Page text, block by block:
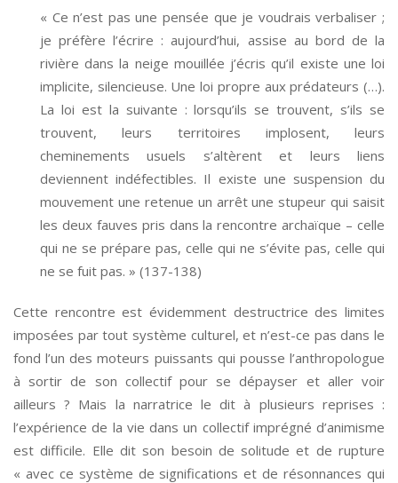
« Ce n’est pas une pensée que je voudrais verbaliser ;
je préfère l’écrire : aujourd’hui, assise au bord de la
rivière dans la neige mouillée j’écris qu’il existe une loi
implicite, silencieuse. Une loi propre aux prédateurs (…).
La loi est la suivante : lorsqu’ils se trouvent, s’ils se
trouvent, leurs territoires implosent, leurs
cheminements usuels s’altèrent et leurs liens
deviennent indéfectibles. Il existe une suspension du
mouvement une retenue un arrêt une stupeur qui saisit
les deux fauves pris dans la rencontre archaïque – celle
qui ne se prépare pas, celle qui ne s’évite pas, celle qui
ne se fuit pas. » (137-138)
Cette rencontre est évidemment destructrice des limites
imposées par tout système culturel, et n’est-ce pas dans le
fond l’un des moteurs puissants qui pousse l’anthropologue
à sortir de son collectif pour se dépayser et aller voir
ailleurs ? Mais la narratrice le dit à plusieurs reprises :
l’expérience de la vie dans un collectif imprégné d’animisme
est difficile. Elle dit son besoin de solitude et de rupture
« avec ce système de significations et de résonnances qui